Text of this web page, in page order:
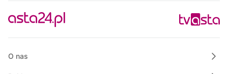
O nas